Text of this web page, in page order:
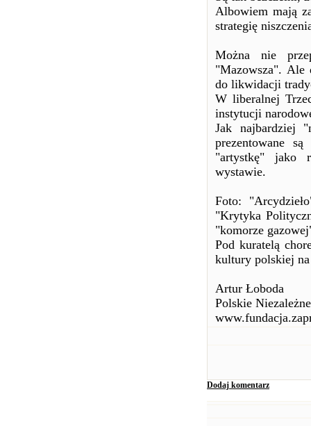
Albowiem mają
strategię
Można nie
"Mazowsza". Ale
do likwidacji
W liberalnej
instytucji
Jak najbardziej
prezentowane
"artystkę" jako
wystawie.
Foto:
"Krytyka
"komorze
Pod kuratelą
kultury polskiej
Artur Łoboda
Polskie
Dodaj komentarz